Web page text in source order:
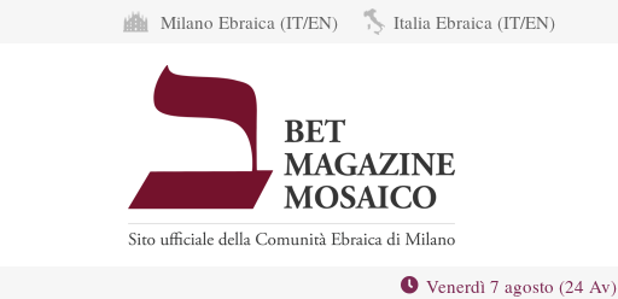
Milano Ebraica (IT/EN) Italia Ebraica (IT/EN)
Venerdì 7 agosto (24 Av)